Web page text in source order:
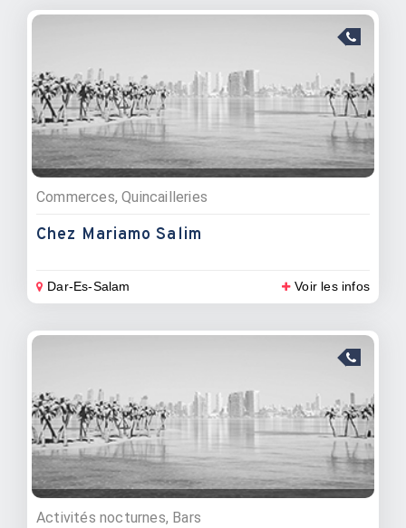
Commerces, Quincailleries
Chez Mariamo Salim
Dar-Es-Salam Voir les infos
Activités nocturnes, Bars